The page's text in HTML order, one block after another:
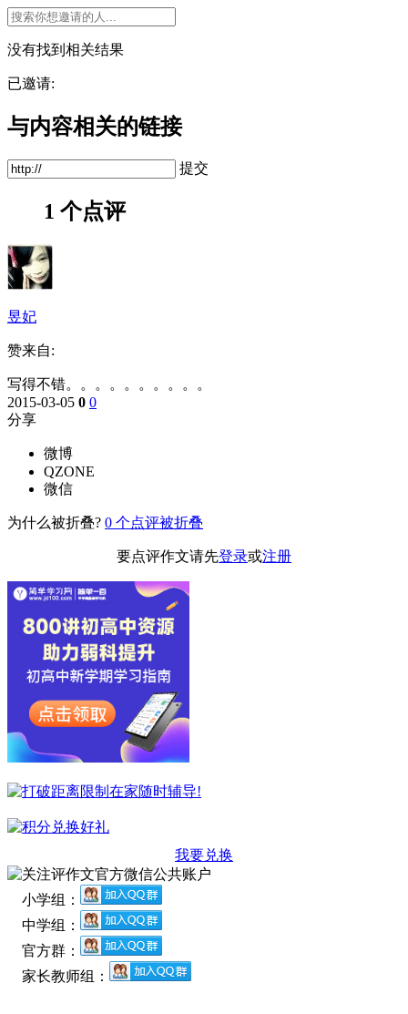
没有找到相关结果
已邀请:
与内容相关的链接
提交
1 个点评
昱妃
赞来自:
写得不错。。。。。。。。。。
2015-03-05 0 0
分享
微博
QZONE
微信
为什么被折叠? 0 个点评被折叠
要点评作文请先登录或注册
我要兑换
小学组：
中学组：
官方群：
家长教师组：